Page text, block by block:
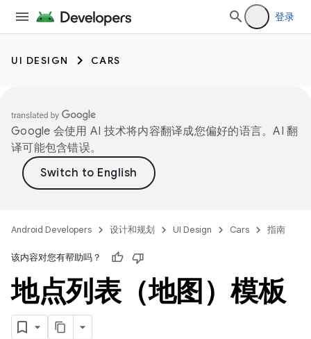
登录
UI DESIGN CARS
Google 会使用 AI 技术将内容翻译成您偏好的语言。AI 翻
译可能包含错误。
Android Developers 设计和规划 UI Design Cars 指南
该内容对您有帮助吗？
地点列表（地图）模板